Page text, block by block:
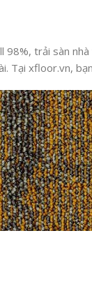
98%, trải sàn nhà
Tại xfloor.vn,